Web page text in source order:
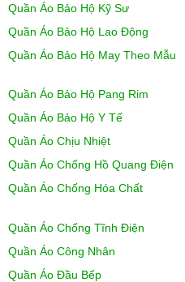
Quần Áo Bảo Hộ Kỹ Sư
Quần Áo Bảo Hộ Lao Động
Quần Áo Bảo Hộ May Theo Mẫu
Quần Áo Bảo Hộ Pang Rim
Quần Áo Bảo Hộ Y Tế
Quần Áo Chịu Nhiệt
Quần Áo Chống Hồ Quang Điện
Quần Áo Chống Hóa Chất
Quần Áo Chống Tĩnh Điện
Quần Áo Công Nhân
Quần Áo Đầu Bếp